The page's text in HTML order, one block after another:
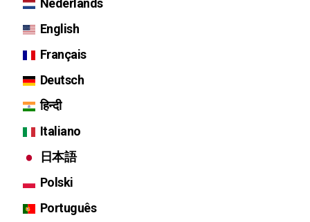
Nederlands
English
Français
Deutsch
हिन्दी
Italiano
日本語
Polski
Português